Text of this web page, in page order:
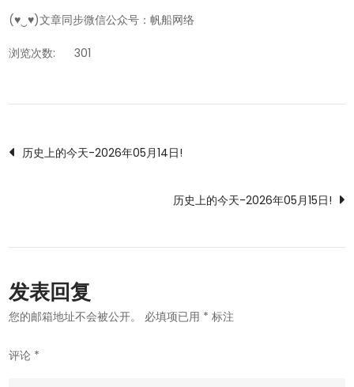
(♥‿♥)文章同步微信公众号：帆船网络
浏览次数: 301
文
导
航
历史上的今天-2026年05月14日!
历史上的今天-2026年05月15日!
发表回复
您的邮箱地址不会被公开。 必填项已用 * 标注
评论 *